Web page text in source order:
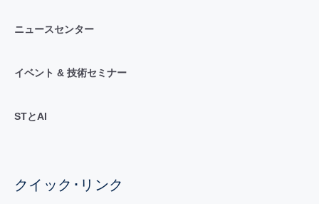
ニュースセンター
イベント & 技術セミナー
STとAI
クイック･リンク